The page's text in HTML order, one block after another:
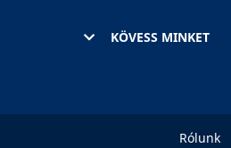
KÖVESS MINKET
Rólunk